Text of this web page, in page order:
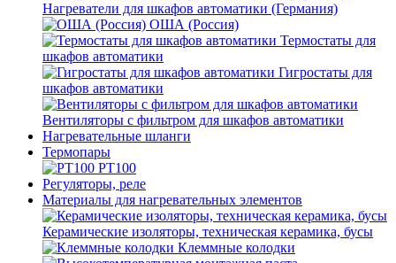
Нагреватели для шкафов автоматики (Германия)
ОША (Россия)
Термостаты для
шкафов автоматики
Гигростаты для
шкафов автоматики
Вентиляторы с фильтром для шкафов автоматики
Нагревательные шланги
Термопары
PT100
Регуляторы, реле
Материалы для нагревательных элементов
Керамические изоляторы, техническая керамика, бусы
Клеммные колодки